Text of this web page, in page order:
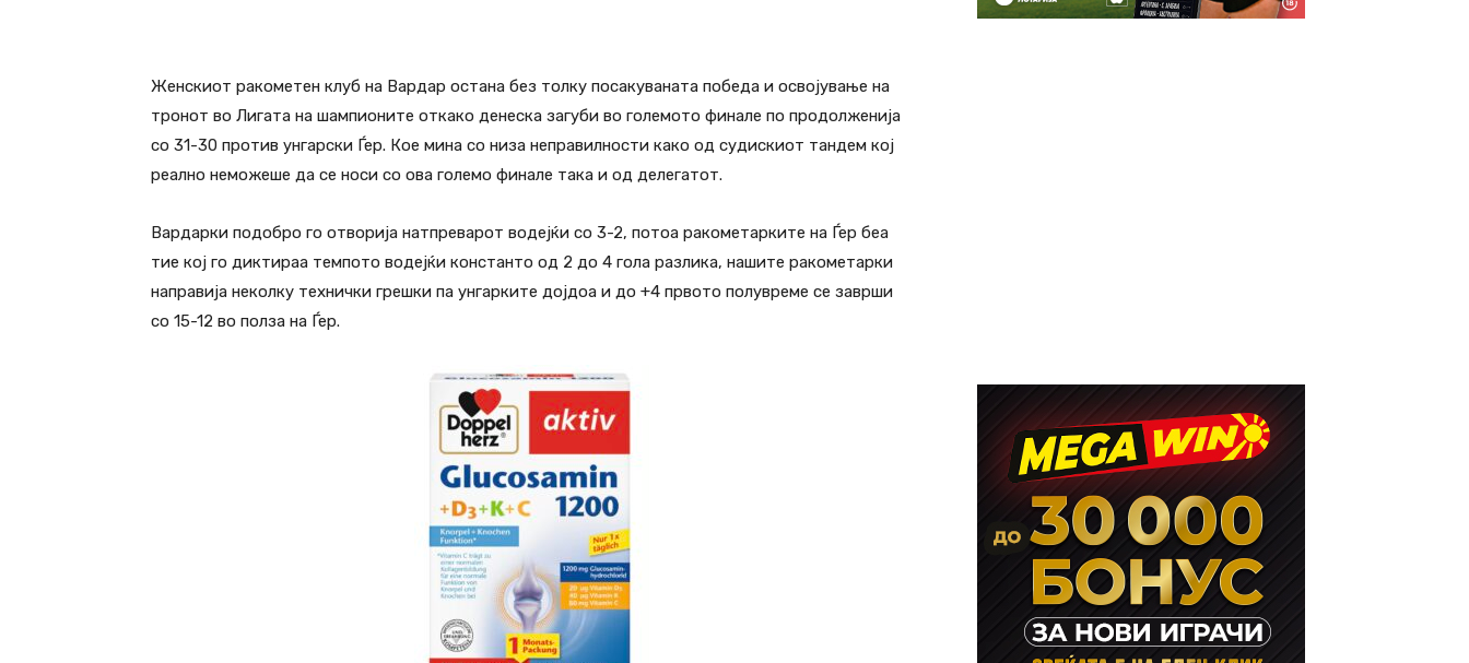
Женскиот ракометен клуб на Вардар остана без толку посакуваната победа и освојување на
тронот во Лигата на шампионите откако денеска загуби во големото финале по продолженија
со 31-30 против унгарски Ѓер. Кое мина со низа неправилности како од судискиот тандем кој
реално неможеше да се носи со ова големо финале така и од делегатот.
Вардарки подобро го отворија натпреварот водејќи со 3-2, потоа ракометарките на Ѓер беа
тие кој го диктираа темпото водејќи константо од 2 до 4 гола разлика, нашите ракометарки
направија неколку технички грешки па унгарките дојдоа и до +4 првото полувреме се заврши
со 15-12 во полза на Ѓер.